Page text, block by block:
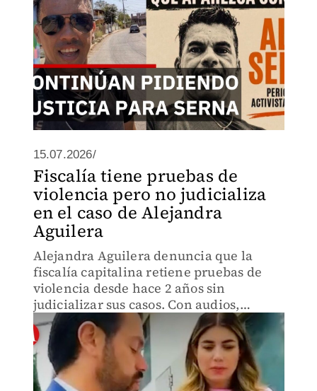
15.07.2026/
Fiscalía tiene pruebas de
violencia pero no judicializa
en el caso de Alejandra
Aguilera
Alejandra Aguilera denuncia que la
fiscalía capitalina retiene pruebas de
violencia desde hace 2 años sin
judicializar sus casos. Con audios,
amenazas y exámenes contables en
mano, las autoridades no actúan
mientras sus agresores permanecen
libres